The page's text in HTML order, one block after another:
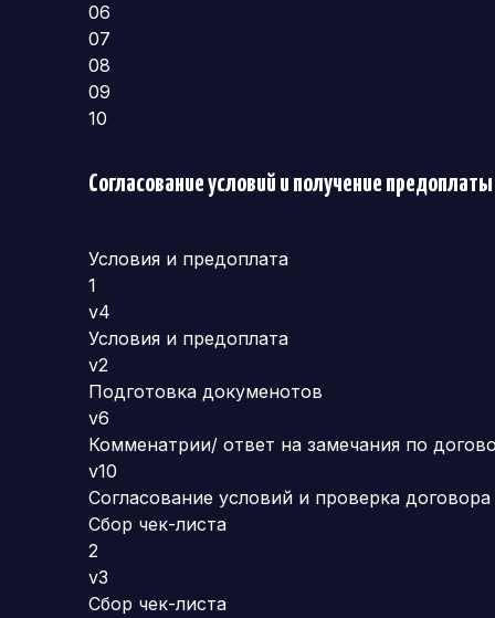
06
07
08
09
10
Согласование условий и получение предоплаты
Условия и предоплата
1
v4
Условия и предоплата
v2
Подготовка докуменотов
v6
Комменатрии/ ответ на замечания по
v10
Согласование условий и проверка договора
Сбор чек-листа
2
v3
Сбор чек-листа